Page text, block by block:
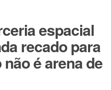
espacial
recado para
é arena de